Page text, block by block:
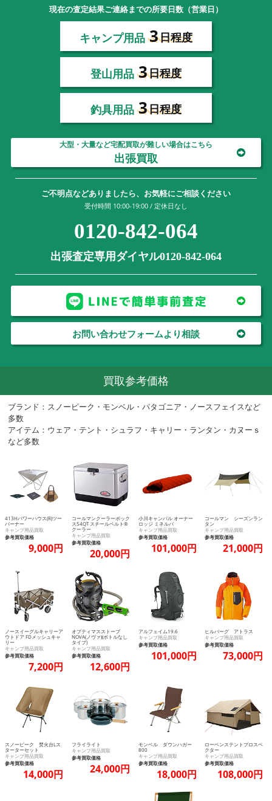
現在の査定結果ご連絡までの所要日数（営業日）
キャンプ用品 3日程度
登山用品 3日程度
釣具用品 3日程度
大型・大量など宅配買取が難しい場合はこちら
出張買取
ご不明点などありましたら、お気軽にご相談ください
受付時間 10:00-19:00 / 定休日なし
0120-842-064
出張査定専用ダイヤル0120-842-064
お問い合わせフォームより相談
買取参考価格
ブランド：スノーピーク・モンベル・パタゴニア・ノースフェイスなど
多数
アイテム：ウェア・テント・シュラフ・キャリー・ランタン・カヌーｓ
など多数
413Hパワーハウス(R)ツー
バーナー
キャンプ用品買取
参考買取価格
9,000円
コールマンクーラーボック
ス54QT スチールベルト®
クーラー
キャンプ用品買取
参考買取価格
20,000円
小川キャンパル オーナー
ロッジ ミネルバ
キャンプ用品買取
参考買取価格
101,000円
コールマン シーズンラン
タン
キャンプ用品買取
参考買取価格
21,000円
ノースイーグルキャリーア
ウトドア FDメッシュキャ
リー
キャンプ用品買取
参考買取価格
7,200円
オプティマスストーブ
NOVA(ノヴァ)(ボトルなし
タイプ)
キャンプ用品買取
参考買取価格
12,600円
アルフェイム19.6
キャンプ用品買取
参考買取価格
101,000円
ヒルバーグ アトラス
キャンプ用品買取
参考買取価格
73,000円
スノーピーク 焚火台Lス
ターターセット
キャンプ用品買取
参考買取価格
14,000円
フライライト
キャンプ用品買取
参考買取価格
24,000円
モンベル ダウンハガー
800
キャンプ用品買取
参考買取価格
18,000円
ローベンステントプロスペ
クター
キャンプ用品買取
参考買取価格
108,000円